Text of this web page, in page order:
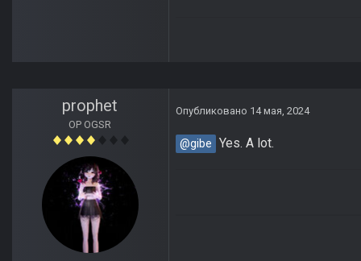
prophet
OP OGSR
Опубликовано 14 мая, 2024
@gibe Yes. A lot.